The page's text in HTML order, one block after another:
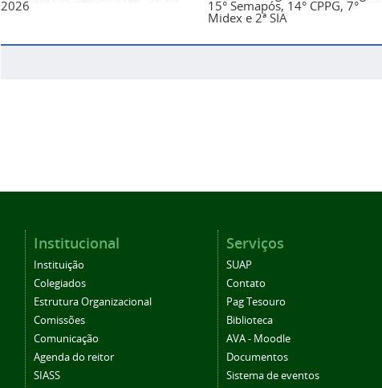
Instituição
Estrutura Organizacional
Comissões
Comunicação
Agenda do reitor
SIASS
Eleições CS
SEI/Suap
SUAP
Contato
Pag Tesouro
Biblioteca
AVA - Moodle
Documentos
Sistema de eventos
Periódicos
Ouvidoria